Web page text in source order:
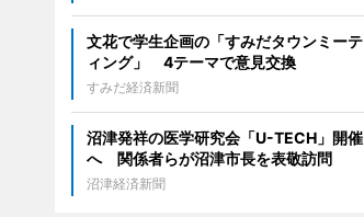
文花で学生企画の「すみだタウンミーテ
ィング」 4テーマで意見交換
すみだ経済新聞
沼津発祥の医学研究会「U-TECH」開催
へ 関係者らが沼津市長を表敬訪問
沼津経済新聞